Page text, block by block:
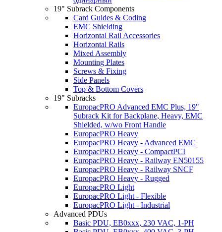
19" Subrack Components
Card Guides & Coding
EMC Shielding
Horizontal Rail Accessories
Horizontal Rails
Mixed Assembly
Mounting Plates
Screws & Fixing
Side Panels
Top & Bottom Covers
19" Subracks
EuropacPRO Advanced EMC Plus, 19"
Subrack Kit for Backplane, Heavy, EMC
Shielded, w/wo Front Handle
EuropacPRO Heavy
EuropacPRO Heavy - Advanced EMC
EuropacPRO Heavy - CompactPCI
EuropacPRO Heavy - Railway EN50155
EuropacPRO Heavy - Railway SNCF
EuropacPRO Heavy - Rugged
EuropacPRO Light
EuropacPRO Light - Flexible
EuropacPRO Light - Industrial
Advanced PDUs
Basic PDU, EB0xxx, 230 VAC, 1-PH